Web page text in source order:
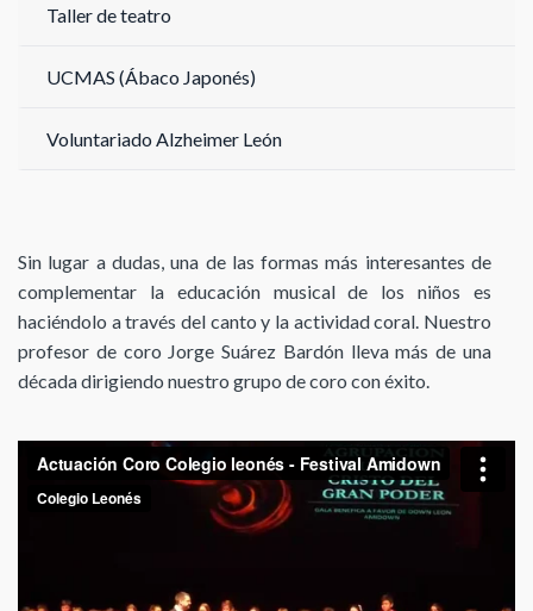
Taller de teatro
UCMAS (Ábaco Japonés)
Voluntariado Alzheimer León
Sin lugar a dudas, una de las formas más interesantes de
complementar la educación musical de los niños es
haciéndolo a través del canto y la actividad coral. Nuestro
profesor de coro Jorge Suárez Bardón lleva más de una
década dirigiendo nuestro grupo de coro con éxito.